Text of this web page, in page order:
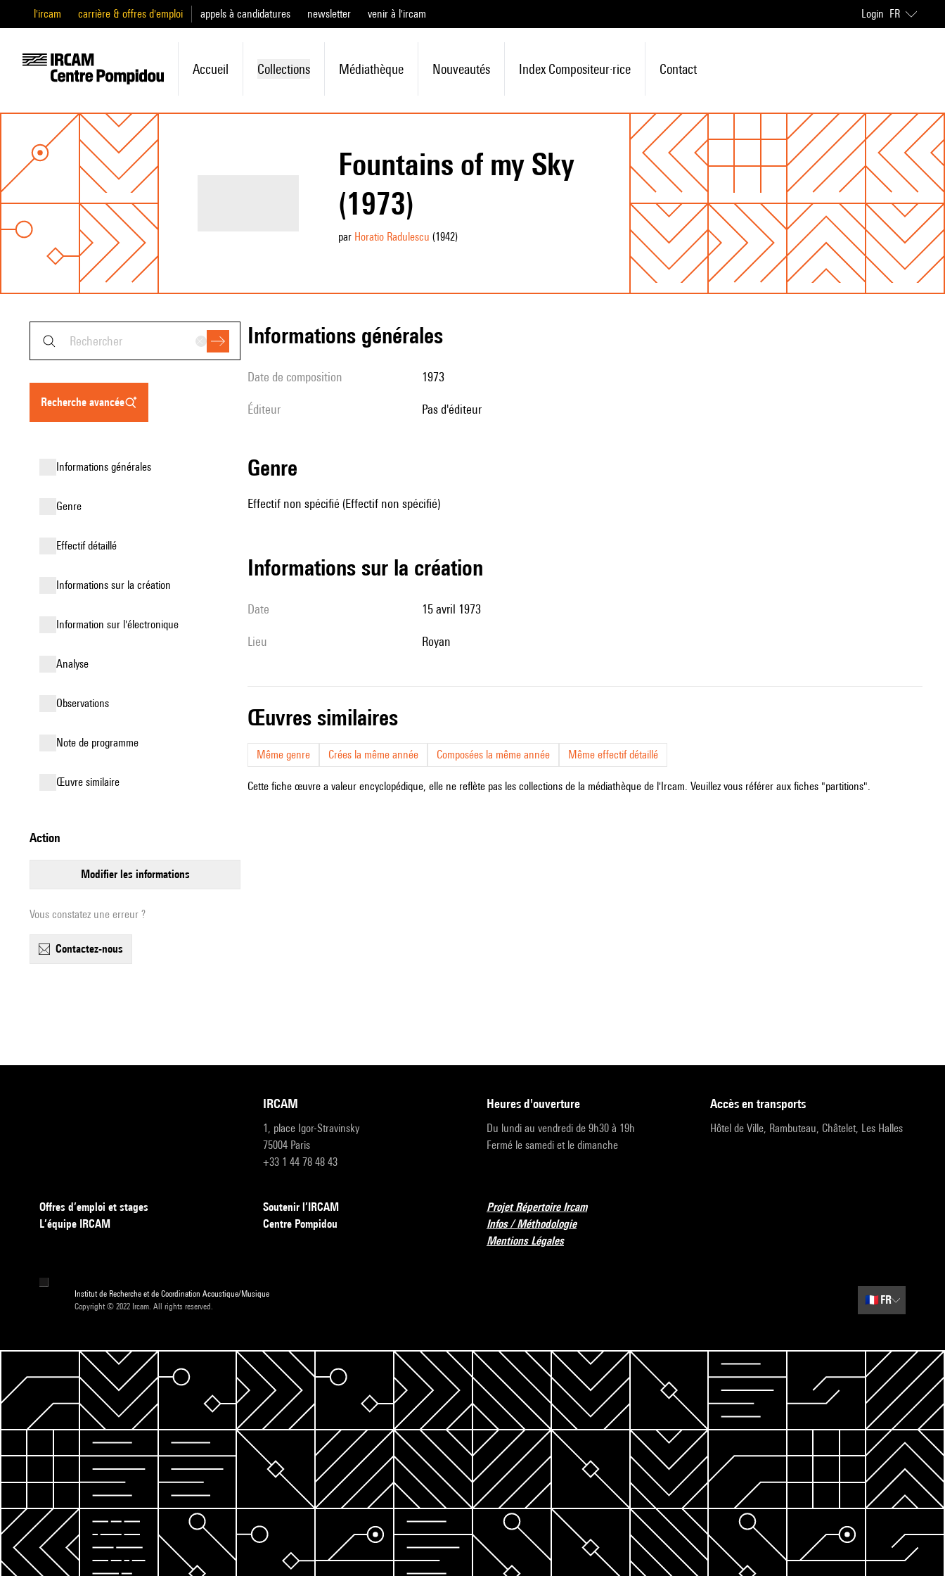
l'ircam carrière & offres d'emploi appels à candidatures newsletter venir à l'ircam Login FR
Accueil Collections Médiathèque Nouveautés Index Compositeur·rice Contact
Fountains of my Sky
(1973)
par Horatio Radulescu (1942)
recherche avancée
informations générales
genre
effectif détaillé
informations sur la création
Information sur l'électronique
analyse
observations
Note de programme
œuvre similaire
action
modifier les informations
Vous constatez une erreur ?
contactez-nous
informations générales
date de composition 1973
éditeur pas d'éditeur
genre
Effectif non spécifié (Effectif non spécifié)
informations sur la création
date 15 avril 1973
lieu Royan
œuvres similaires
Même genre Crées la même année Composées la même année Même effectif détaillé
Cette fiche œuvre a valeur encyclopédique, elle ne reflète pas les collections de la médiathèque de l'Ircam. Veuillez vous référer aux fiches "partitions".
IRCAM
1, place Igor-Stravinsky
75004 Paris
+33 1 44 78 48 43
heures d'ouverture
Du lundi au vendredi de 9h30 à 19h
Fermé le samedi et le dimanche
accès en transports
Hôtel de Ville, Rambuteau, Châtelet, Les Halles
Offres d’emploi et stages
L’équipe IRCAM
Soutenir l’IRCAM
Centre Pompidou
Projet Répertoire Ircam
Infos / Méthodologie
Mentions Légales
Institut de Recherche et de Coordination Acoustique/Musique
Copyright © 2022 Ircam. All rights reserved.
🇫🇷 FR